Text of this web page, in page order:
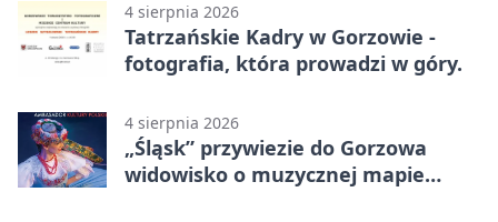
4 sierpnia 2026
Tatrzańskie Kadry w Gorzowie -
fotografia, która prowadzi w góry.
4 sierpnia 2026
„Śląsk” przywiezie do Gorzowa
widowisko o muzycznej mapie